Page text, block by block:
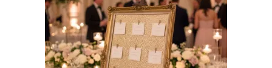
AJOUTER AU DEVIS